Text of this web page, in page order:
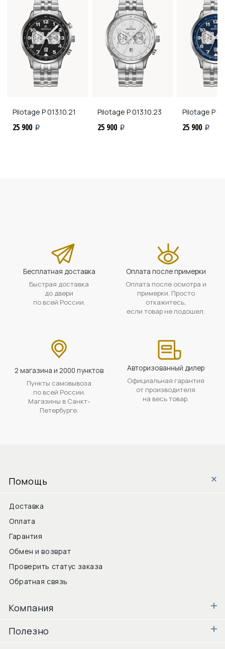
Pilotage P 013.10.21
25 900 i
Pilotage P 013.10.23
25 900 i
Pilotage P
25 900 i
Бесплатная доставка
Быстрая доставка
до двери
по всей России.
Оплата после примерки
Оплата после осмотра и
примерки. Просто
откажитесь,
если товар не подошел.
2 магазина и 2000 пунктов
Пункты самовывоза
по всей России.
Магазины в Санкт-
Петербурге.
Авторизованный дилер
Официальная гарантия
от производителя
на весь товар.
Помощь
Доставка
Оплата
Гарантия
Обмен и возврат
Проверить статус заказа
Обратная связь
Компания
Полезно